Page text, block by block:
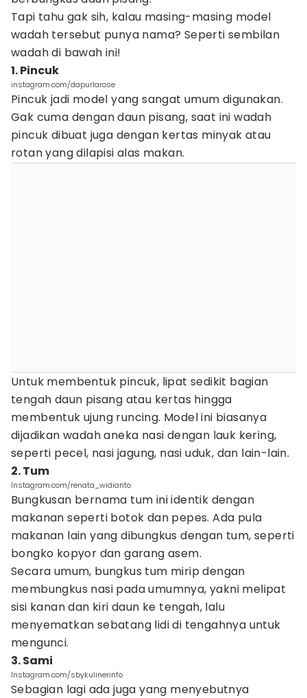
Tapi tahu gak sih, kalau masing-masing model
wadah tersebut punya nama? Seperti sembilan
wadah di bawah ini!
1. Pincuk
instagram.com/dapurlarose
Pincuk jadi model yang sangat umum digunakan.
Gak cuma dengan daun pisang, saat ini wadah
pincuk dibuat juga dengan kertas minyak atau
rotan yang dilapisi alas makan.
Untuk membentuk pincuk, lipat sedikit bagian
tengah daun pisang atau kertas hingga
membentuk ujung runcing. Model ini biasanya
dijadikan wadah aneka nasi dengan lauk kering,
seperti pecel, nasi jagung, nasi uduk, dan lain-lain.
2. Tum
Instagram.com/renata_widianto
Bungkusan bernama tum ini identik dengan
makanan seperti botok dan pepes. Ada pula
makanan lain yang dibungkus dengan tum, seperti
bongko kopyor dan garang asem.
Secara umum, bungkus tum mirip dengan
membungkus nasi pada umumnya, yakni melipat
sisi kanan dan kiri daun ke tengah, lalu
menyematkan sebatang lidi di tengahnya untuk
mengunci.
3. Sami
Instagram.com/sbykulinerinfo
Sebagian lagi ada juga yang menyebutnya